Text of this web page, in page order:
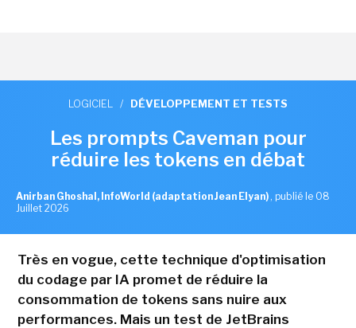
LOGICIEL / DÉVELOPPEMENT ET TESTS
Les prompts Caveman pour
réduire les tokens en débat
Anirban Ghoshal, InfoWorld (adaptation Jean Elyan) , publié le 08
Juillet 2026
Très en vogue, cette technique d'optimisation
du codage par IA promet de réduire la
consommation de tokens sans nuire aux
performances. Mais un test de JetBrains